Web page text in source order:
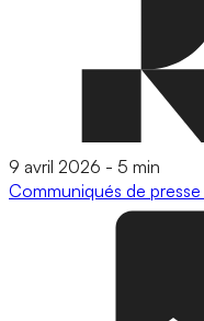
9 avril 2026 - 5 min
Communiqués de presse